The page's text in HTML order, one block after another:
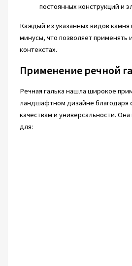
постоянных конструкций и
Каждый из указанных видов
минусы, что позволяет применять
контекстах.
Применение речной
Речная галька нашла широкое
ландшафтном дизайне благодаря
качествам и универсальности.
для: